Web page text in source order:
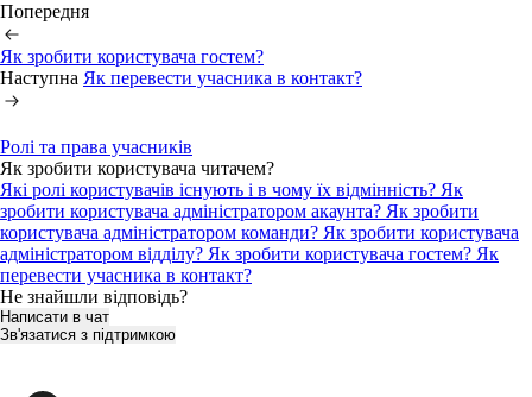
Попередня
Як зробити користувача гостем?
Наступна Як перевести учасника в контакт?
Ролі та права учасників
Як зробити користувача читачем?
Які ролі користувачів існують і в чому їх відмінність? Як
зробити користувача адміністратором акаунта? Як зробити
користувача адміністратором команди? Як зробити користувача
адміністратором відділу? Як зробити користувача гостем? Як
перевести учасника в контакт?
Не знайшли відповідь?
Написати в чат
Зв'язатися з підтримкою